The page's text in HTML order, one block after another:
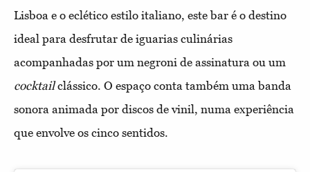
Lisboa e o eclético estilo italiano, este bar é o destino
ideal para desfrutar de iguarias culinárias
acompanhadas por um negroni de assinatura ou um
cocktailclássico. O espaço conta também uma banda
sonora animada por discos de vinil, numa experiência
que envolve os cinco sentidos.